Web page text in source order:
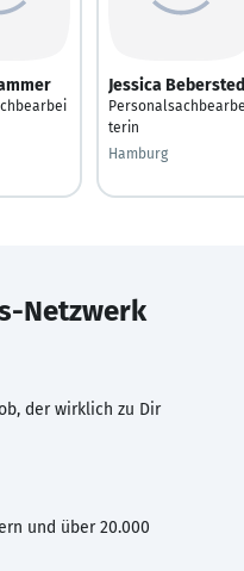
Jessica
terin
Hamburg
Netzwerk
der wirklich zu Dir
und über 20.000